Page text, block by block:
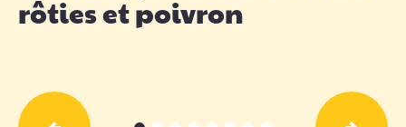
rôties et poivron